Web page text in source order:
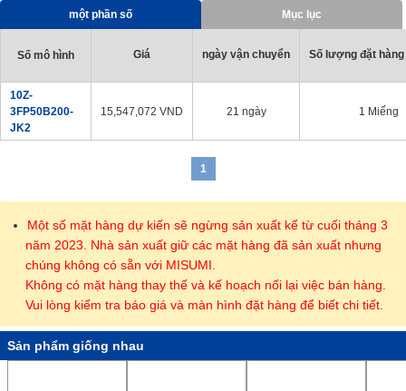
pháp hỗ trợ tốt nhất.
· Thép không gỉ (với lớp mạ crôm cứng) được sử dụng cho các
thanh piston có đường kính trong tiêu chuẩn từ ø20 đến ø32.
một phần số Mục lục
Số mô hình Giá ngày vận chuyển Số lượng đặt
10Z-
3FP50B200-
JK2
15,547,072 VND 21 ngày 1 Miếng
1
Một số mặt hàng dự kiến sẽ ngừng sản xuất kể từ cuối tháng 3
năm 2023. Nhà sản xuất giữ các mặt hàng đã sản xuất nhưng
chúng không có sẵn với MISUMI.
Không có mặt hàng thay thế và kế hoạch nối lại việc bán hàng.
Vui lòng kiểm tra báo giá và màn hình đặt hàng để biết chi tiết.
Sản phẩm giống nhau